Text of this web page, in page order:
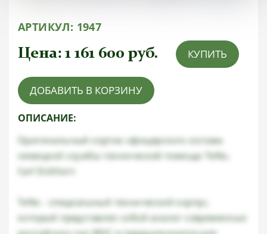
АРТИКУЛ: 1947
Цена: 1 161 600 руб. КУПИТЬ
ДОБАВИТЬ В КОРЗИНУ
ОПИСАНИЕ:
Оригинальный кортик офицерского состава
немецкой службы технической помощи TeNo,
Carl Eickhorn
TeNo - специальный технический корпус,
который представлял собой аналог современных